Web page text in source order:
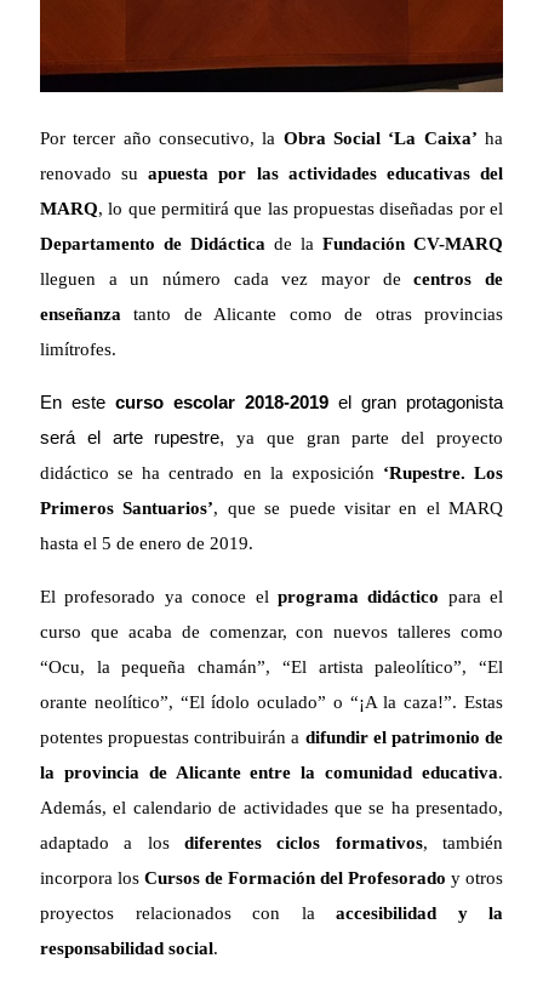
Por tercer año consecutivo, la Obra Social ‘La Caixa’ ha
renovado suapuesta por las actividades educativas del
MARQ, lo que permitirá que las propuestas diseñadas por el
Departamento de Didáctica de la Fundación CV-MARQ
lleguen a un número cada vez mayor decentros de
enseñanza tanto de Alicante como de otras provincias
limítrofes.
En este curso escolar 2018-2019 el gran protagonista
será el arte rupestre,
ya que gran parte del proyecto
didáctico se ha centrado en la exposición ‘Rupestre. Los
Primeros Santuarios’, que se puede visitar en el MARQ
hasta el 5 de enero de 2019.
El profesorado ya conoce el programa didáctico para el
curso que acaba de comenzar, con nuevos talleres como
“Ocu, la pequeña chamán”, “El artista paleolítico”, “El
orante neolítico”, “El ídolo oculado” o “¡A la caza!”. Estas
potentes propuestas contribuirán a difundir el patrimonio de
la provincia de Alicante entre la comunidad educativa.
Además, el calendario de actividades que se ha presentado,
adaptado a los diferentes ciclos formativos, también
incorpora los Cursos de Formación del Profesorado y otros
proyectos relacionados con la accesibilidad y la
responsabilidad social.